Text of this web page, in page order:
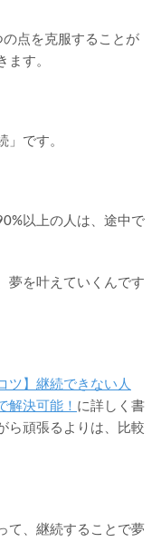
点を克服することが
ます。
」です。
以上の人は、途中で
夢を叶えていくんです
ツ】継続できない人
解決可能！ に詳しく書
ら頑張るよりは、比較
て、継続することで夢